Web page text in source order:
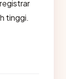
tinggi.